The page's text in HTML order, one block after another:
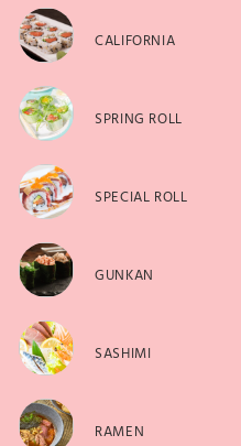
CALIFORNIA
SPRING ROLL
SPECIAL ROLL
GUNKAN
SASHIMI
RAMEN